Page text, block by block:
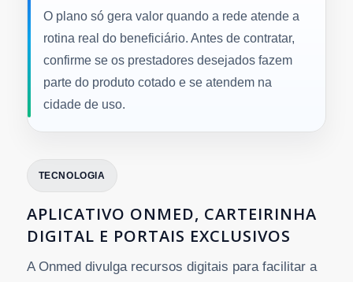
O plano só gera valor quando a rede atende a
rotina real do beneficiário. Antes de contratar,
confirme se os prestadores desejados fazem
parte do produto cotado e se atendem na
cidade de uso.
TECNOLOGIA
APLICATIVO ONMED, CARTEIRINHA
DIGITAL E PORTAIS EXCLUSIVOS
A Onmed divulga recursos digitais para facilitar a